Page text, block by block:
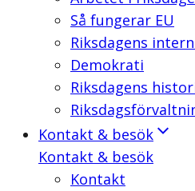
Så fungerar EU
Riksdagens
Demokrati
Riksdagens
Kontakt & besök
Kontakt & besök
Kontakt